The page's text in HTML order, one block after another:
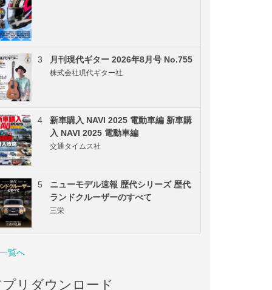
3 月刊現代ギター 2026年8月号 No.755
株式会社現代ギター社
4
新車購入 NAVI 2025 電動車編 新車購
入 NAVI 2025 電動車編
交通タイムス社
5
ニューモデル速報 歴代シリーズ 歴代
ランドクルーザーのすべて
三栄
覧へ
リダウンロード